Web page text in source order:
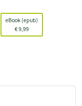
eBook (epub)
€9,99